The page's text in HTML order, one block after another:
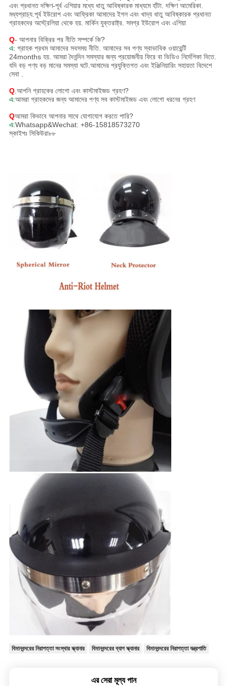
এবং প্রধানত দক্ষিণ-পূর্ব এশিয়ার মধ্যে ধাতু আবিষ্কারক মাধ্যমে হাঁটা. দক্ষিণ আমেরিকা.
মধ্যপ্রাচ্য.পূর্ব ইউরোপ এবং আফ্রিকা আমাদের ইগল এবং খাদ্য ধাতু আবিষ্কারক প্রধানত
গ্রাহকদের অস্ট্রেলিয়া থেকে হয়. মার্কিন যুক্তরাষ্ট্র. সমগ্র ইউরোপ এবং এশিয়া
Q- আপনার বিক্রির পর নীতি সম্পর্কে কি?
এ: গ্রাহক প্রথম আমাদের সবসময় নীতি. আমাদের সব পণ্য স্বাভাবিক ওয়ারেন্টি
24months হয়. আমরা দৈনন্দিন সমস্যার জন্য প্রয়োজনীয় ফিরে বা ভিডিও নির্দেশিকা দিতে.
যদি বড় পণ্য বড় মানের সমস্যা ঘটে.আমাদের প্রযুক্তিগত এবং ইঞ্জিনিয়ারিং সহায়তা বিদেশে
সেবা .
Q.আপনি গ্রাহকের লোগো এবং কাস্টমাইজড গ্রহণ?
এ:আমরা গ্রাহকদের জন্য আমাদের পণ্য সব কাস্টমাইজড এবং লোগো ধরনের গ্রহণ
Qআমরা কিভাবে আপনার সাথে যোগাযোগ করতে পারি?
এ:Whatsapp&Wechat: +86-15818573270
স্কাইপঃ সিকিউরা৮৮
বিমানবন্দরের নিরাপত্তা সংস্থার স্ক্যানার বিমানবন্দরের ব্যাগ স্ক্যানার বিমানবন্দরের নিরাপত্তা যন্ত্রপাতি
এর সেরা মূল্য পান